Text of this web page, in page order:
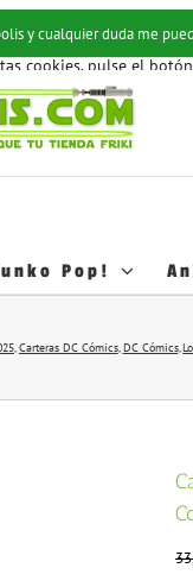
y cualquier duda me
Pop!
Carteras DC Cómics DC Cómics
estadísticos y
ofertas relacionadas
cookies, pulse el
o desactivarlas en los